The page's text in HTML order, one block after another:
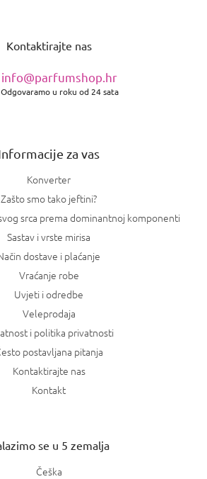
Kontaktirajte nas
info@parfumshop.hr
Odgovaramo u roku od 24 sata
za vas
Konverter
Zašto smo tako jeftini?
srca prema dominantnoj komponenti
Sastav i vrste mirisa
dostave i plaćanje
Vraćanje robe
Uvjeti i odredbe
Veleprodaja
i politika privatnosti
postavljana pitanja
Kontaktirajte nas
Kontakt
se u 5 zemalja
Češka